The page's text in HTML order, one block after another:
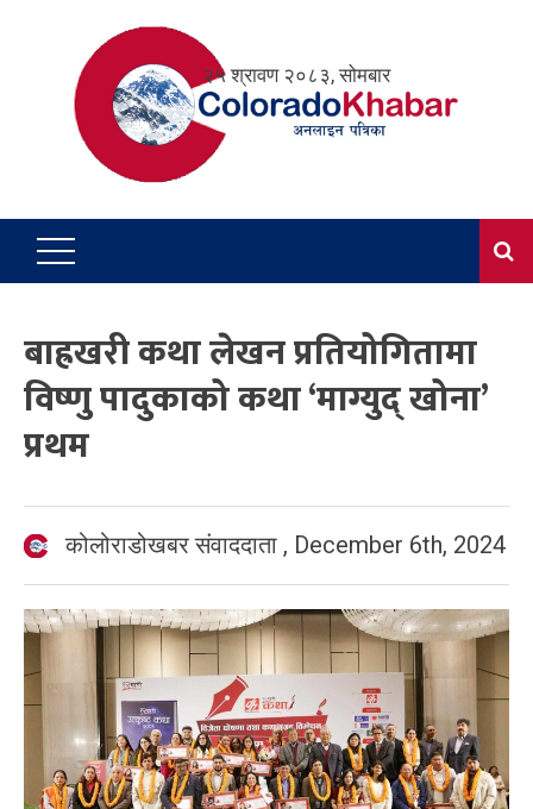
२५ श्रावण २०८३, सोमबार
बाह्रखरी कथा लेखन प्रतियोगितामा
विष्णु पादुकाको कथा ‘माग्युद् खोना’
प्रथम
कोलोराडोखबर संवाददाता , December 6th, 2024